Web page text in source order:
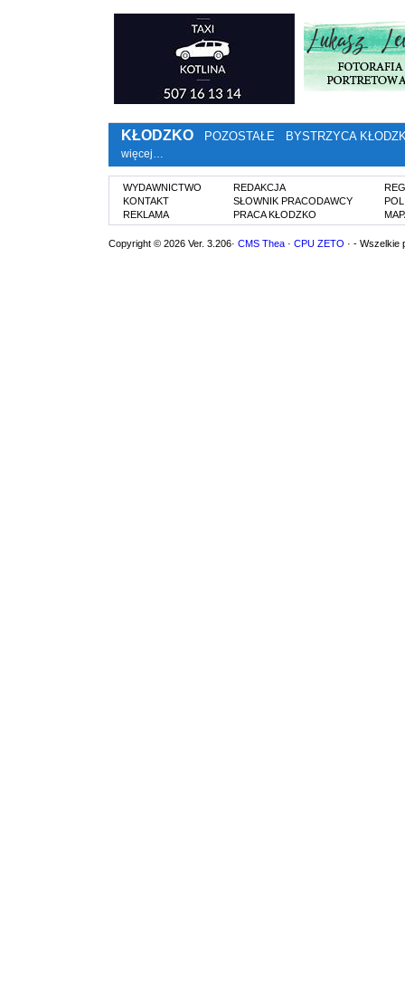
KŁODZKO POZOSTAŁE BYSTRZYCA
więcej…
WYDAWNICTWO
KONTAKT
REKLAMA
REDAKCJA
SŁOWNIK PRACODAWCY
PRACA KŁODZKO
Copyright © 2026 Ver. 3.206· CMS Thea · CPU ZETO · - Wszelkie